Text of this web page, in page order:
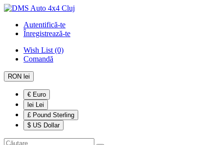
Autentifică-te
Înregistrează-te
Wish List (0)
Comandă
RON lei
€ Euro
lei Lei
£ Pound Sterling
$ US Dollar